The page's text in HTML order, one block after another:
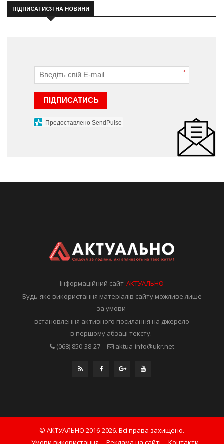
ПІДПИСАТИСЯ НА НОВИНИ
*
ПІДПИСАТИСЬ
Предоставлено SendPulse
Інформаційний сайтАКТУАЛЬНО
Будь-яке використання матеріалів сайту можливе лише
за умови
встановлення активного посилання на джерело
в першому абзаці тексту.
(068) 850-38-27
aktua-info@ukr.net
© АКТУАЛЬНО 2016-2026. Всі права захищено.